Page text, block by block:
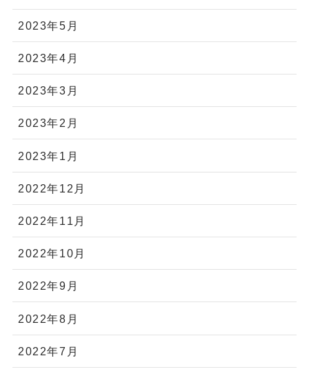
2023年5月
2023年4月
2023年3月
2023年2月
2023年1月
2022年12月
2022年11月
2022年10月
2022年9月
2022年8月
2022年7月